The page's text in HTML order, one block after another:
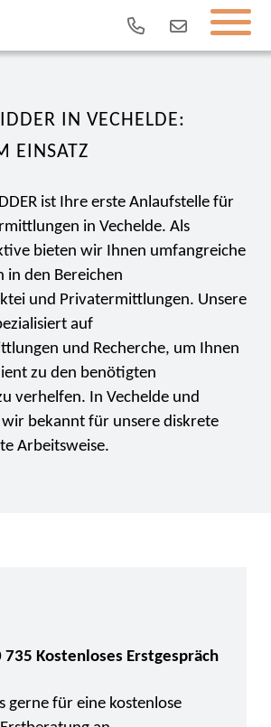
IN VECHELDE:
EINSATZ
ist Ihre erste Anlaufstelle für
in Vechelde. Als
bieten wir Ihnen umfangreiche
in den Bereichen
und Privatermittlungen. Unsere
auf
und Recherche, um Ihnen
zu den benötigten
verhelfen. In Vechelde und
bekannt für unsere diskrete
Arbeitsweise.
735 Kostenloses Erstgespräch
gerne für eine kostenlose